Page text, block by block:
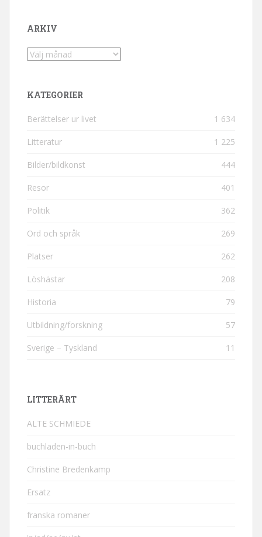
ARKIV
Arkiv
KATEGORIER
Berättelser ur livet 1 634
Litteratur 1 225
Bilder/bildkonst 444
Resor 401
Politik 362
Ord och språk 269
Platser 262
Löshästar 208
Historia 79
Utbildning/forskning 57
Sverige – Tyskland 11
LITTERÄRT
ALTE SCHMIEDE
buchladen-in-buch
Christine Bredenkamp
Ersatz
franska romaner